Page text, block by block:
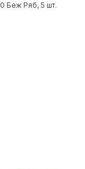
Беж Ряб, 5 шт.